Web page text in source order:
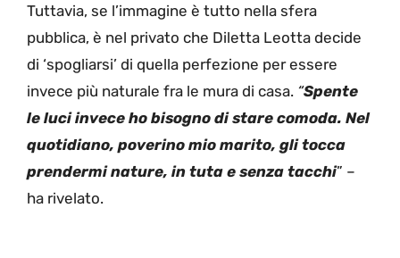
Tuttavia, se l’immagine è tutto nella sfera
pubblica, è nel privato che Diletta Leotta decide
di ‘spogliarsi’ di quella perfezione per essere
invece più naturale fra le mura di casa. “Spente
le luci invece ho bisogno di stare comoda. Nel
quotidiano, poverino mio marito, gli tocca
prendermi nature, in tuta e senza tacchi” –
ha rivelato.